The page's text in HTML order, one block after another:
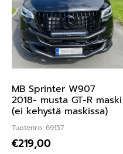
MB Sprinter W907
2018- musta GT-R maski
(ei kehystä maskissa)
Tuotenro: 69157
€219,00